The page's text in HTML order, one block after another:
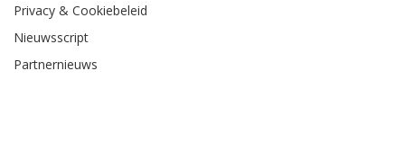
Privacy & Cookiebeleid
Nieuwsscript
Partnernieuws